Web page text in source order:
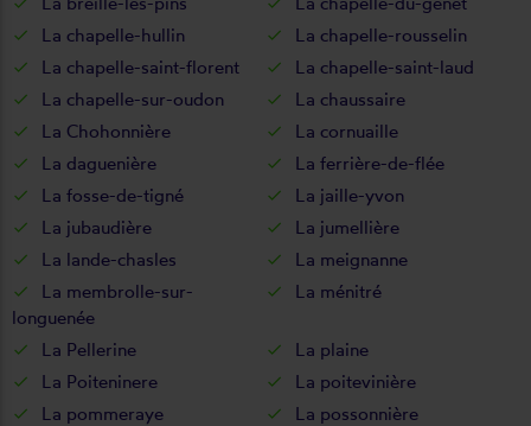
La chapelle-hullin
La chapelle-rousselin
La chapelle-saint-florent
La chapelle-saint-laud
La chapelle-sur-oudon
La chaussaire
La Chohonnière
La cornuaille
La daguenière
La ferrière-de-flée
La fosse-de-tigné
La jaille-yvon
La jubaudière
La jumellière
La lande-chasles
La meignanne
La membrolle-sur-
longuenée
La ménitré
La Pellerine
La plaine
La Poiteninere
La poitevinière
La pommeraye
La possonnière